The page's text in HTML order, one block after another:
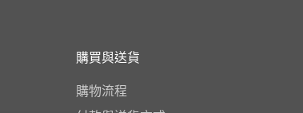
購買與送貨
購物流程